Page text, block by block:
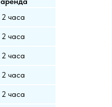
2 часа
2 часа
2 часа
2 часа
2 часа